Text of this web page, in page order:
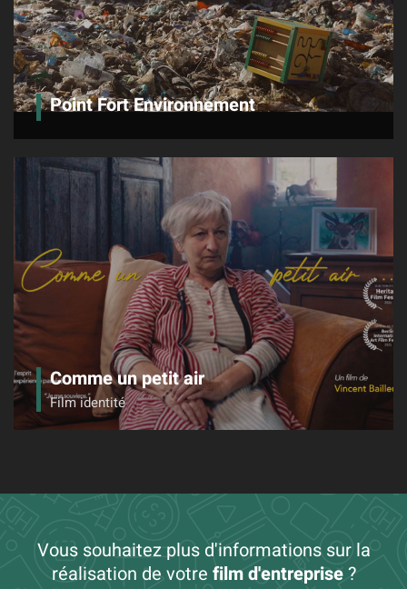
Point Fort Environnement
Comme un petit air
Film identité
Vous souhaitez plus d'informations sur la
réalisation de votre film d'entreprise?